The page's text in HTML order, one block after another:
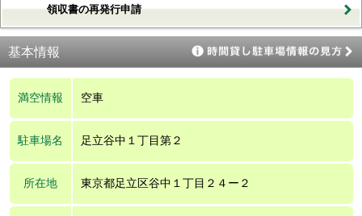
領収書の再発行申請
基本情報
満空情報 空車
駐車場名 足立谷中１丁目第２
所在地 東京都足立区谷中１丁目２４ー２